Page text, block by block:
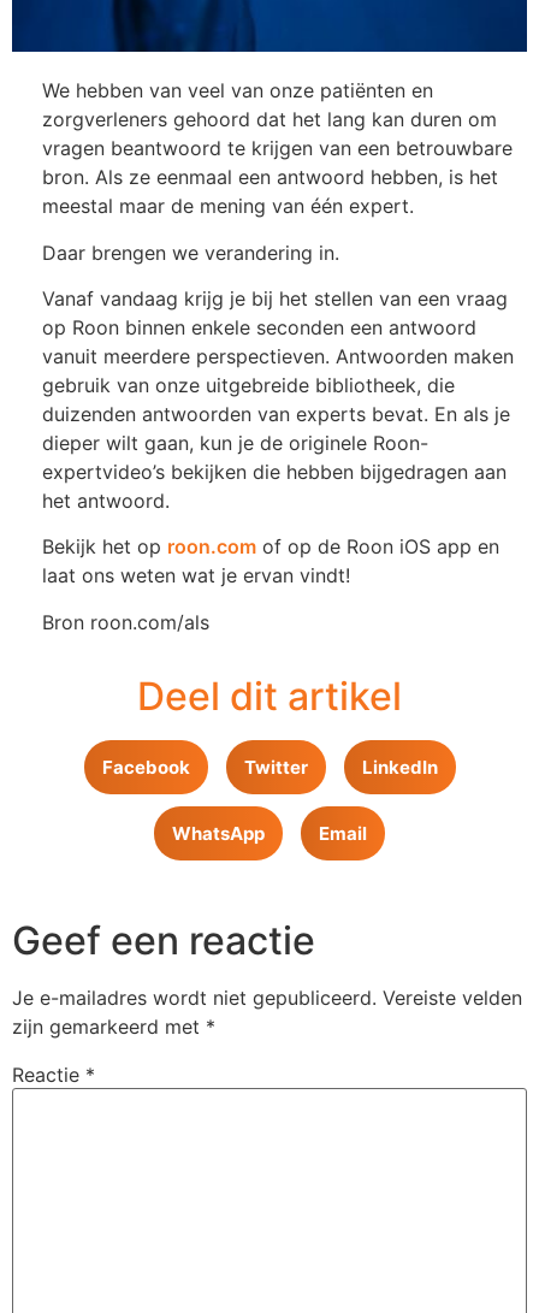
We hebben van veel van onze patiënten en
zorgverleners gehoord dat het lang kan duren om
vragen beantwoord te krijgen van een betrouwbare
bron. Als ze eenmaal een antwoord hebben, is het
meestal maar de mening van één expert.
Daar brengen we verandering in.
Vanaf vandaag krijg je bij het stellen van een vraag
op Roon binnen enkele seconden een antwoord
vanuit meerdere perspectieven. Antwoorden maken
gebruik van onze uitgebreide bibliotheek, die
duizenden antwoorden van experts bevat. En als je
dieper wilt gaan, kun je de originele Roon-
expertvideo’s bekijken die hebben bijgedragen aan
het antwoord.
Bekijk het op roon.com of op de Roon iOS app en
laat ons weten wat je ervan vindt!
Bron roon.com/als
Deel dit artikel
Facebook Twitter LinkedIn
WhatsApp Email
Geef een reactie
Je e-mailadres wordt niet gepubliceerd. Vereiste velden
zijn gemarkeerd met *
Reactie *